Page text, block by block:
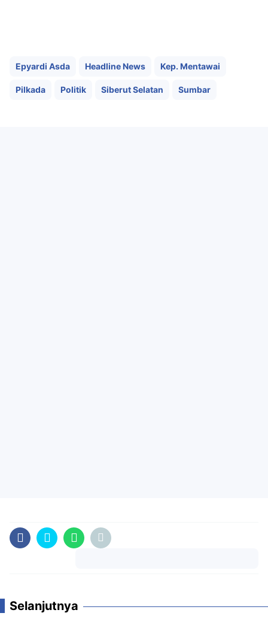
Epyardi Asda Headline News Kep. Mentawai
Pilkada Politik Siberut Selatan Sumbar
Selanjutnya